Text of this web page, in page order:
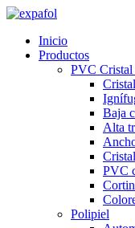
Ir
contenido
Inicio
Productos
PVC Cristal
Baja
Alta
PVC
Polipiel